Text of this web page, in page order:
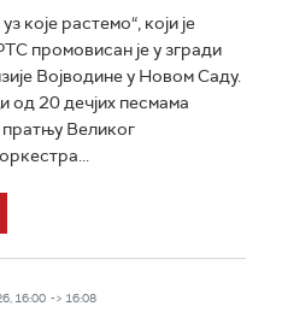
које растемо“, који је
промовисан је у згради
Војводине у Новом Саду.
од 20 дечјих песмама
Великог
16:00 -> 16:08